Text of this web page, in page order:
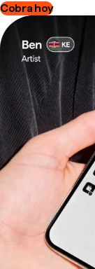
Cobra hoy